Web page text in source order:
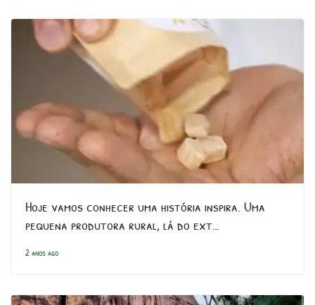
Hoje vamos conhecer uma história inspira. Uma
pequena produtora rural, lá do ext…
2 anos ago